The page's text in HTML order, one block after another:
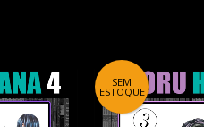
SEM
ESTOQUE